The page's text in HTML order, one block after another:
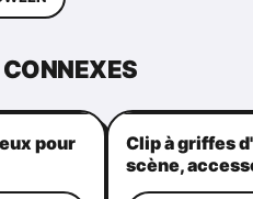
pour
Clip à griffes
scène,
réutilisable